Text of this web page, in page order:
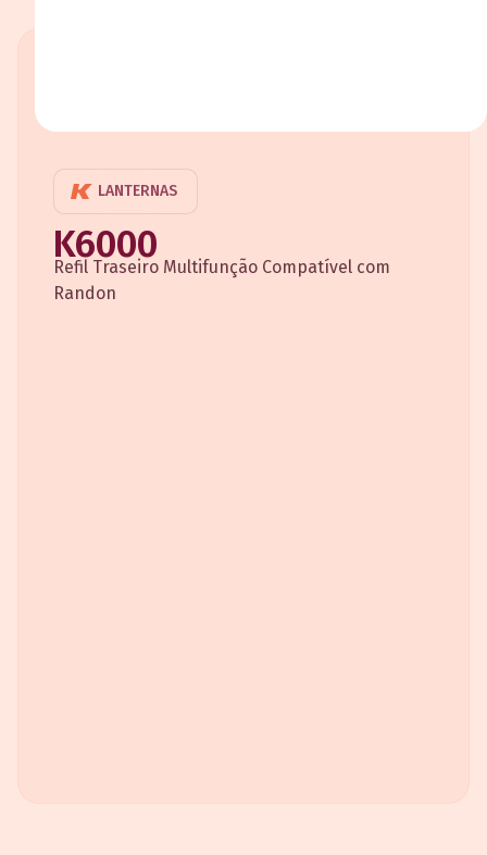
LANTERNAS
K6000
Refil Traseiro Multifunção Compatível com
Randon